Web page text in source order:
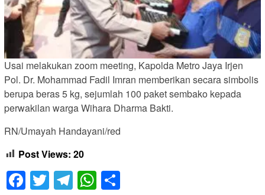
Usai melakukan zoom meeting, Kapolda Metro Jaya Irjen
Pol. Dr. Mohammad Fadil Imran memberikan secara simbolis
berupa beras 5 kg, sejumlah 100 paket sembako kepada
perwakilan warga Wihara Dharma Bakti.
RN/Umayah Handayani/red
Post Views: 20
Facebook
TwitterTelegram
WhatsApp